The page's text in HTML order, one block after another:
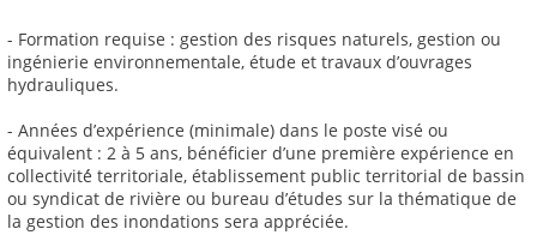
- Formation requise : gestion des risques naturels, gestion ou
ingénierie environnementale, étude et travaux d’ouvrages
hydrauliques.
- Années d’expérience (minimale) dans le poste visé ou
équivalent : 2 à 5 ans, bénéficier d’une première expérience en
collectivité́ territoriale, établissement public territorial de bassin
ou syndicat de rivière ou bureau d’études sur la thématique de
la gestion des inondations sera appréciée.